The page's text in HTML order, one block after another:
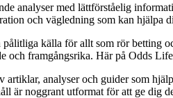
analyser med lättförståelig
och vägledning som kan hjälpa
källa för allt som rör betting
och framgångsrika. Här på Odds
artiklar, analyser och guider som
är noggrant utformat för att ge dig